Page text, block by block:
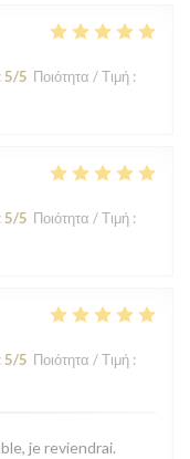
5/5 Ποιότητα / Τιμή :
5/5 Ποιότητα / Τιμή :
5/5 Ποιότητα / Τιμή :
je reviendrai.